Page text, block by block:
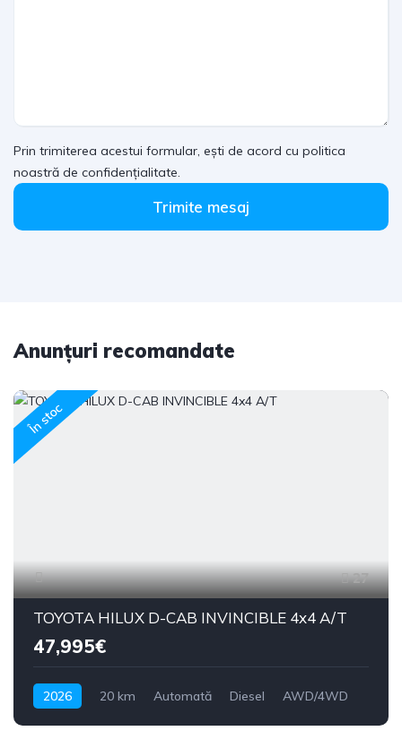
Prin trimiterea acestui formular, ești de acord cu politica
noastră de confidențialitate.
Trimite mesaj
Anunțuri recomandate
În stoc
27
TOYOTA HILUX D-CAB INVINCIBLE 4x4 A/T
47,995€
2026 20 km Automată Diesel AWD/4WD